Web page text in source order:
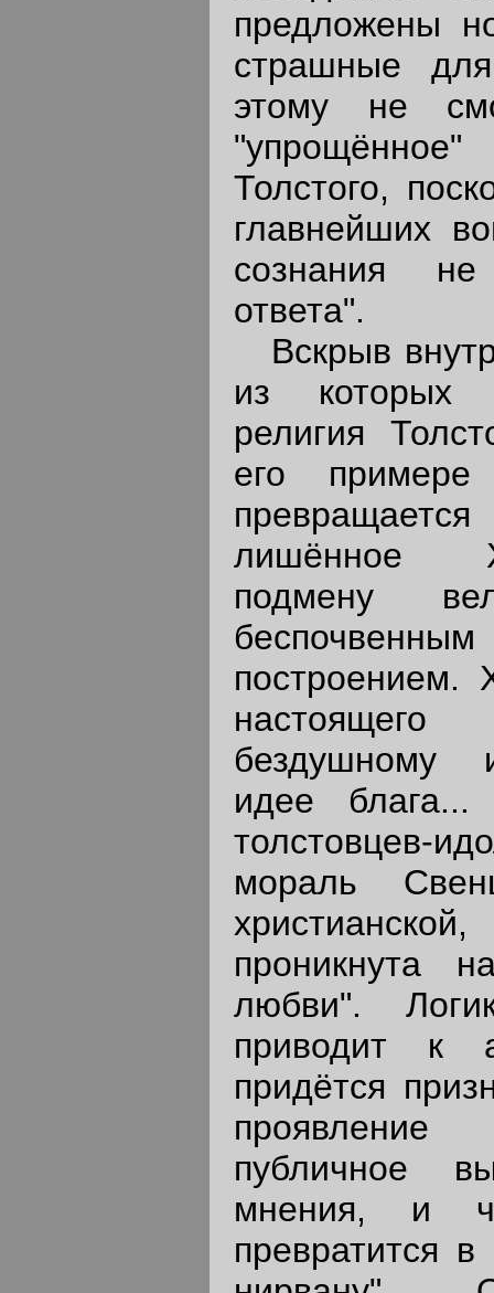
предложены
страшные
этому не
Толстого,
главнейших
сознания
ответа".
Вскрыв
из которых
религия
его
лишённое
подмену
построением.
бездушному
идее блага...
толстовцев-
мораль
проникнута
любви".
приводит к
придётся
публичное
мнения, и
превратится